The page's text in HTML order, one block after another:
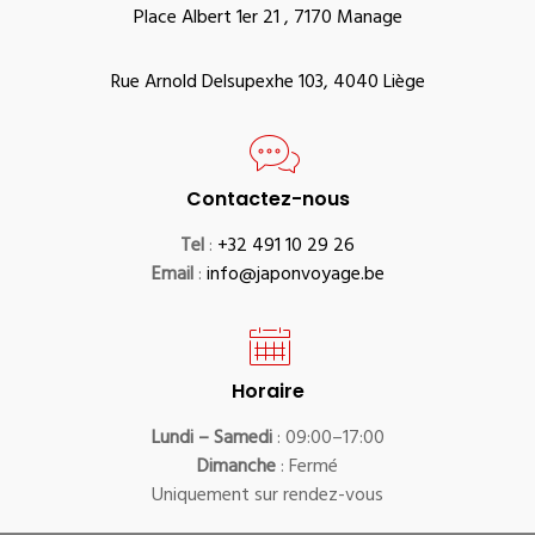
Place Albert 1er 21 , 7170 Manage
Rue Arnold Delsupexhe 103, 4040 Liège
Contactez-nous
Tel: +32 491 10 29 26
Email:info@japonvoyage.be
Horaire
Lundi – Samedi: 09:00–17:00
Dimanche: Fermé
Uniquement sur rendez-vous